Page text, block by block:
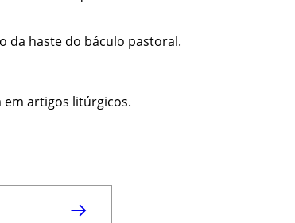
da haste do báculo pastoral.
em artigos litúrgicos.